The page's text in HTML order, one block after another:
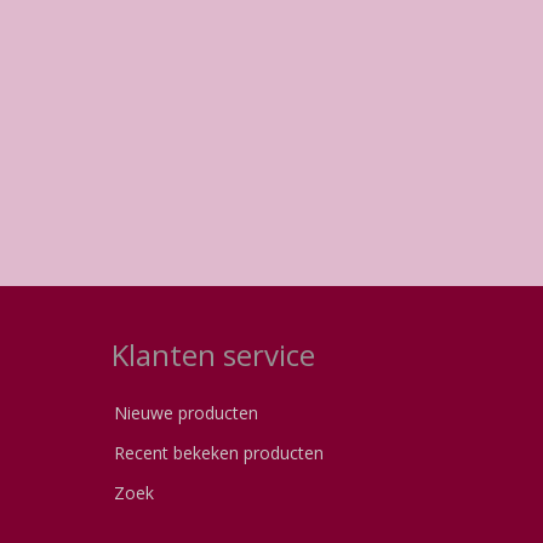
Klanten service
Nieuwe producten
Recent bekeken producten
Zoek